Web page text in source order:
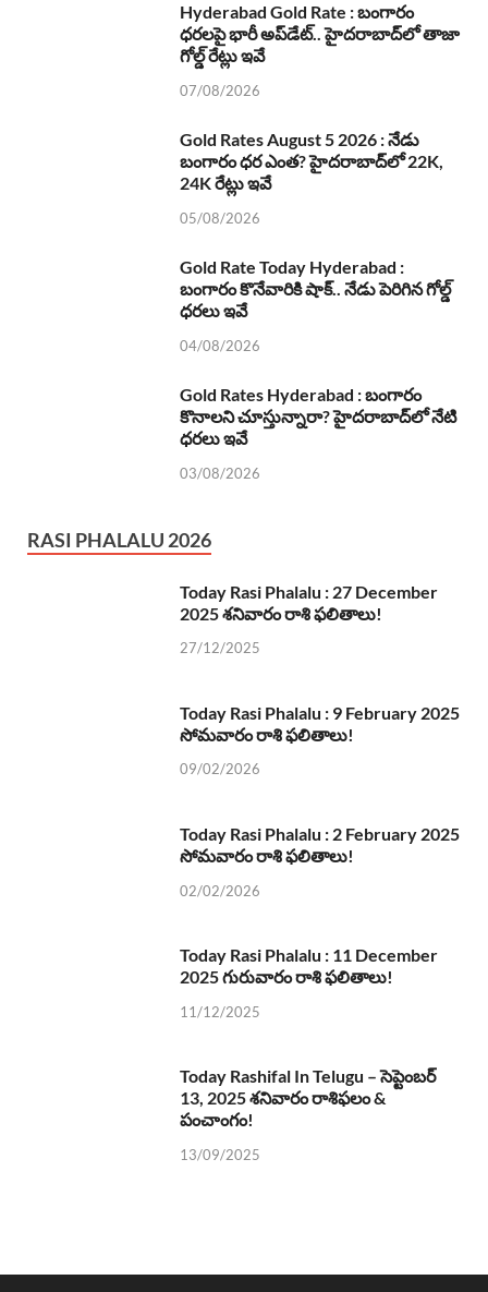
Hyderabad Gold Rate : బంగారం
ధరలపై భారీ అప్‌డేట్.. హైదరాబాద్‌లో తాజా
గోల్డ్ రేట్లు ఇవే
07/08/2026
Gold Rates August 5 2026 : నేడు
బంగారం ధర ఎంత? హైదరాబాద్‌లో 22K,
24K రేట్లు ఇవే
05/08/2026
Gold Rate Today Hyderabad :
బంగారం కొనేవారికి షాక్.. నేడు పెరిగిన గోల్డ్
ధరలు ఇవే
04/08/2026
Gold Rates Hyderabad : బంగారం
కొనాలని చూస్తున్నారా? హైదరాబాద్‌లో నేటి
ధరలు ఇవే
03/08/2026
RASI PHALALU 2026
Today Rasi Phalalu : 27 December
2025 శనివారం రాశి ఫలితాలు!
27/12/2025
Today Rasi Phalalu : 9 February 2025
సోమవారం రాశి ఫలితాలు!
09/02/2026
Today Rasi Phalalu : 2 February 2025
సోమవారం రాశి ఫలితాలు!
02/02/2026
Today Rasi Phalalu : 11 December
2025 గురువారం రాశి ఫలితాలు!
11/12/2025
Today Rashifal In Telugu – సెప్టెంబర్
13, 2025 శనివారం రాశిఫలం &
పంచాంగం!
13/09/2025